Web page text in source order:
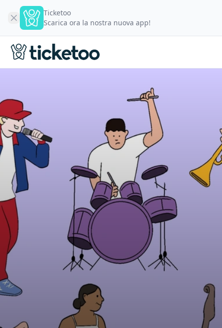
Ticketoo
Scarica ora la nostra nuova app!